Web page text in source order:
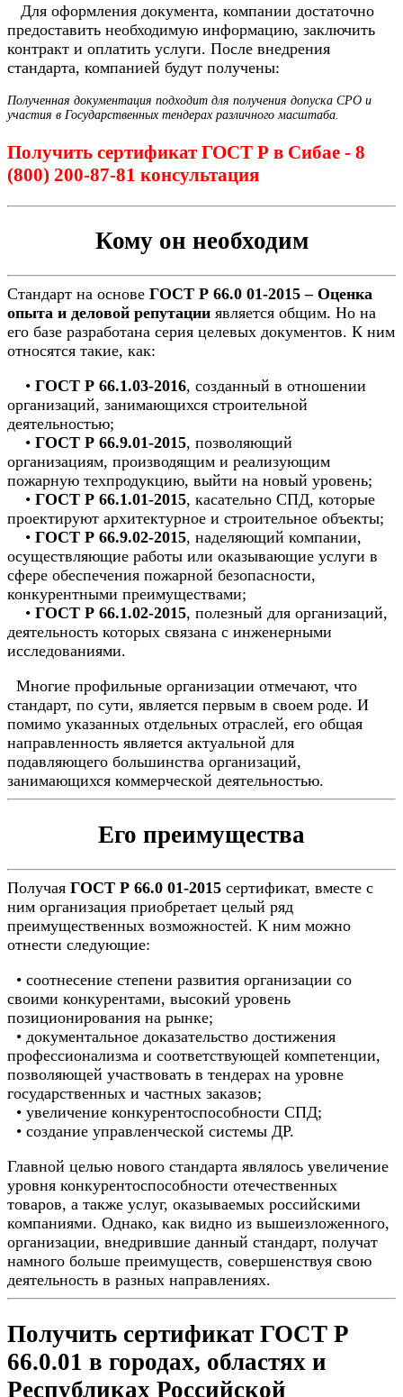
Для оформления документа, компании достаточно
предоставить необходимую информацию, заключить
контракт и оплатить услуги. После внедрения
стандарта, компанией будут получены:
Полученная документация подходит для получения допуска СРО и
участия в Государственных тендерах различного масштаба.
Получить сертификат ГОСТ Р в Сибае - 8
(800) 200-87-81 консультация
Кому он необходим
Стандарт на основе ГОСТ Р 66.0 01-2015 – Оценка
опыта и деловой репутации является общим. Но на
его базе разработана серия целевых документов. К ним
относятся такие, как:
• ГОСТ Р 66.1.03-2016, созданный в отношении
организаций, занимающихся строительной
деятельностью;
• ГОСТ Р 66.9.01-2015, позволяющий
организациям, производящим и реализующим
пожарную техпродукцию, выйти на новый уровень;
• ГОСТ Р 66.1.01-2015, касательно СПД, которые
проектируют архитектурное и строительное объекты;
• ГОСТ Р 66.9.02-2015, наделяющий компании,
осуществляющие работы или оказывающие услуги в
сфере обеспечения пожарной безопасности,
конкурентными преимуществами;
• ГОСТ Р 66.1.02-2015, полезный для организаций,
деятельность которых связана с инженерными
исследованиями.
Многие профильные организации отмечают, что
стандарт, по сути, является первым в своем роде. И
помимо указанных отдельных отраслей, его общая
направленность является актуальной для
подавляющего большинства организаций,
занимающихся коммерческой деятельностью.
Его преимущества
Получая ГОСТ Р 66.0 01-2015 сертификат, вместе с
ним организация приобретает целый ряд
преимущественных возможностей. К ним можно
отнести следующие:
• соотнесение степени развития организации со
своими конкурентами, высокий уровень
позиционирования на рынке;
• документальное доказательство достижения
профессионализма и соответствующей компетенции,
позволяющей участвовать в тендерах на уровне
государственных и частных заказов;
• увеличение конкурентоспособности СПД;
• создание управленческой системы ДР.
Главной целью нового стандарта являлось увеличение
уровня конкурентоспособности отечественных
товаров, а также услуг, оказываемых российскими
компаниями. Однако, как видно из вышеизложенного,
организации, внедрившие данный стандарт, получат
намного больше преимуществ, совершенствуя свою
деятельность в разных направлениях.
Получить сертификат ГОСТ Р
66.0.01 в городах, областях и
Республиках Российской